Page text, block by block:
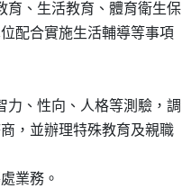
育、生活教育、體育衛生保
配合實施生活輔導等事項
力、性向、人格等測驗，調
，並辦理特殊教育及親職
業務。